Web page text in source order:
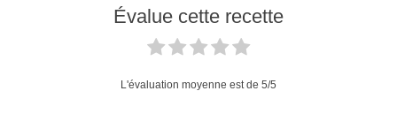
Évalue cette recette
L'évaluation moyenne est de 5/5